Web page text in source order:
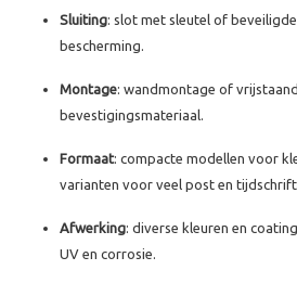
Sluiting: slot met sleutel of
bescherming.
Montage: wandmontage of
bevestigingsmateriaal.
Formaat: compacte modellen voor
varianten voor veel post en
Afwerking: diverse kleuren en
UV en corrosie.